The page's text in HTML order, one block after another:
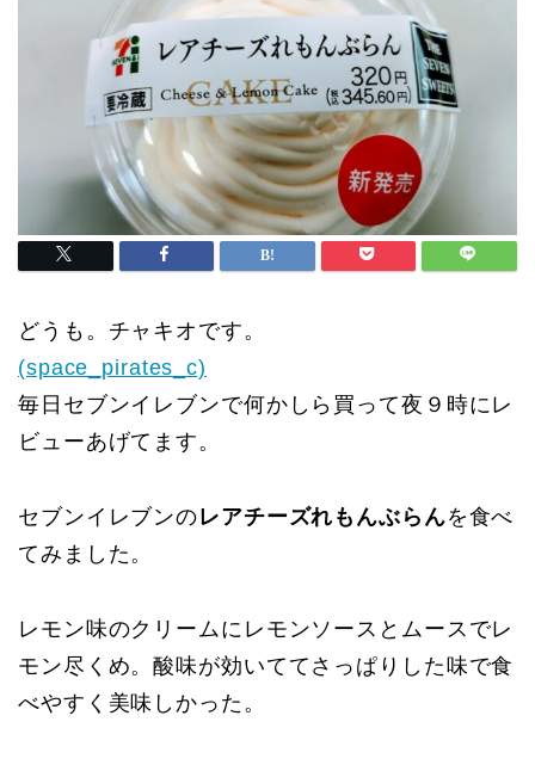
どうも。チャキオです。
(space_pirates_c)
毎日セブンイレブンで何かしら買って夜９時にレ
ビューあげてます。
セブンイレブンのレアチーズれもんぶらんを食べ
てみました。
レモン味のクリームにレモンソースとムースでレ
モン尽くめ。酸味が効いててさっぱりした味で食
べやすく美味しかった。